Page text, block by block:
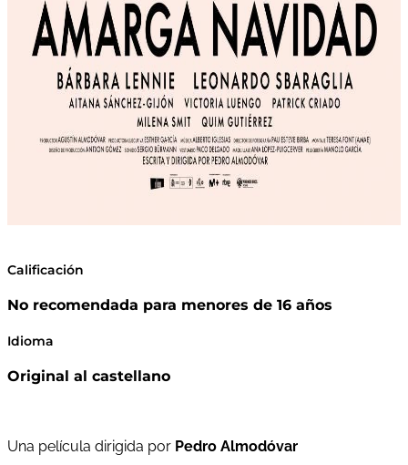
Calificación
No recomendada para menores de 16 años
Idioma
Original al castellano
Una película dirigida por Pedro Almodóvar